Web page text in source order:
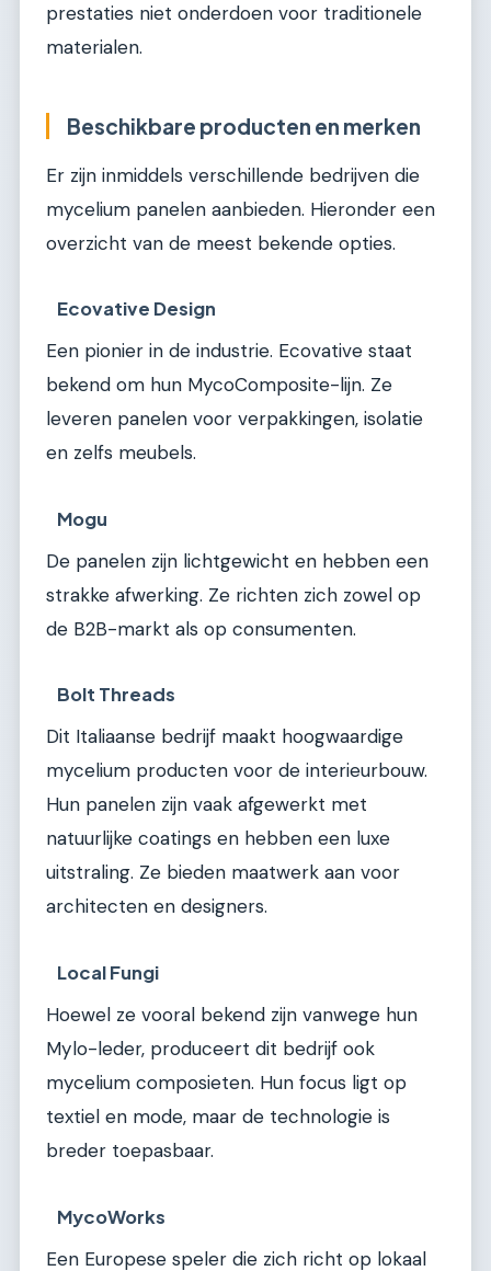
prestaties niet onderdoen voor traditionele
materialen.
Beschikbare producten en merken
Er zijn inmiddels verschillende bedrijven die
mycelium panelen aanbieden. Hieronder een
overzicht van de meest bekende opties.
Ecovative Design
Een pionier in de industrie. Ecovative staat
bekend om hun MycoComposite-lijn. Ze
leveren panelen voor verpakkingen, isolatie
en zelfs meubels.
Mogu
De panelen zijn lichtgewicht en hebben een
strakke afwerking. Ze richten zich zowel op
de B2B-markt als op consumenten.
Bolt Threads
Dit Italiaanse bedrijf maakt hoogwaardige
mycelium producten voor de interieurbouw.
Hun panelen zijn vaak afgewerkt met
natuurlijke coatings en hebben een luxe
uitstraling. Ze bieden maatwerk aan voor
architecten en designers.
Local Fungi
Hoewel ze vooral bekend zijn vanwege hun
Mylo-leder, produceert dit bedrijf ook
mycelium composieten. Hun focus ligt op
textiel en mode, maar de technologie is
breder toepasbaar.
MycoWorks
Een Europese speler die zich richt op lokaal